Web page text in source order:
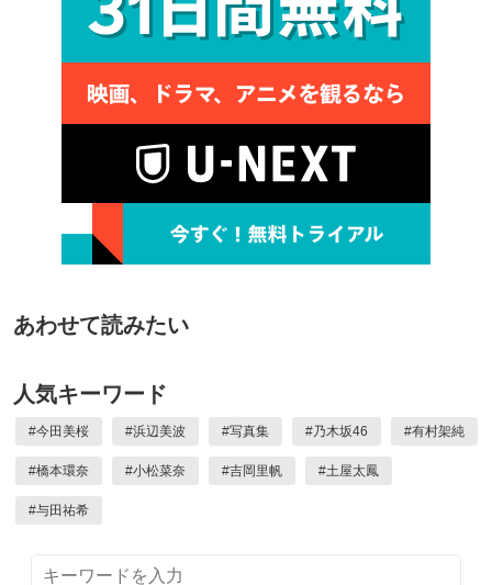
あわせて読みたい
人気キーワード
#今田美桜 #浜辺美波 #写真集 #乃木坂46 #有村架純
#橋本環奈 #小松菜奈 #吉岡里帆 #土屋太鳳
#与田祐希